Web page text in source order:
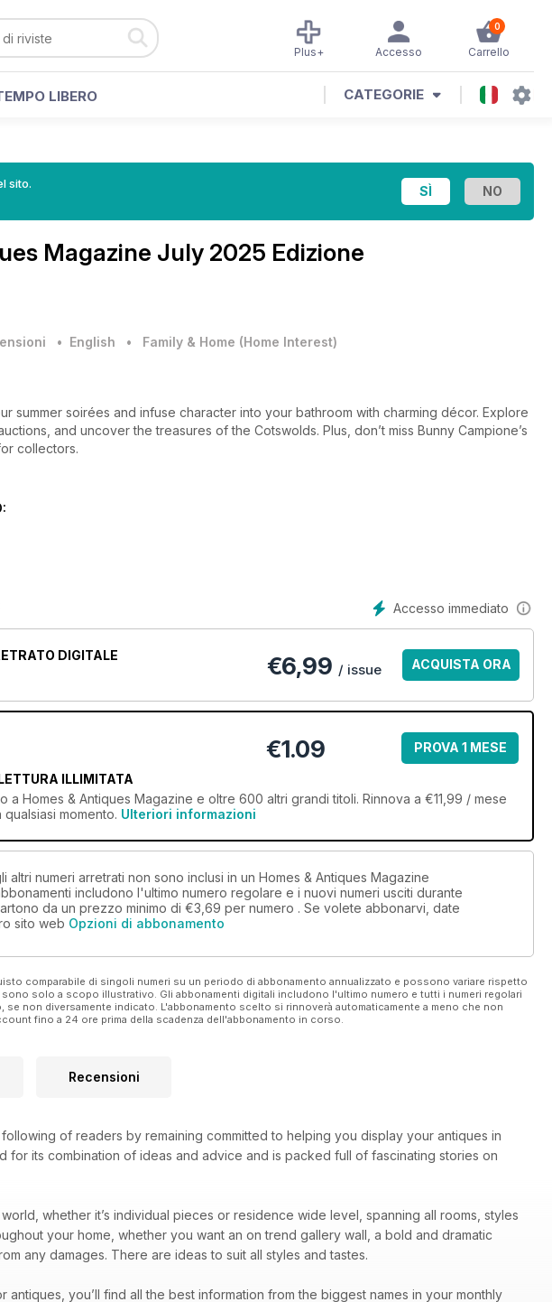
0
Carrello
Accesso
Plus+
LIBERO CATEGORIE
sito.
Magazine July 2025 Edizione
• English • Family & Home (Home Interest)
summer soirées and infuse character into your bathroom with charming décor. Explore
and uncover the treasures of the Cotswolds. Plus, don’t miss Bunny Campione’s
collectors.
Accesso immediato
DIGITALE
€6,99 / issue ACQUISTA ORA
ILLIMITATA
€1.09 PROVA 1 MESE
a Homes & Antiques Magazine e oltre 600 altri grandi titoli. Rinnova a €11,99 / mese
momento. Ulteriori informazioni
altri numeri arretrati non sono inclusi in un Homes & Antiques Magazine
includono l'ultimo numero regolare e i nuovi numeri usciti durante
da un prezzo minimo di €3,69 per numero . Se volete abbonarvi, date
sito web Opzioni di abbonamento
comparabile di singoli numeri su un periodo di abbonamento annualizzato e possono variare rispetto
solo a scopo illustrativo. Gli abbonamenti digitali includono l'ultimo numero e tutti i numeri regolari
se non diversamente indicato. L'abbonamento scelto si rinnoverà automaticamente a meno che non
fino a 24 ore prima della scadenza dell'abbonamento in corso.
Recensioni
of readers by remaining committed to helping you display your antiques in
for its combination of ideas and advice and is packed full of fascinating stories on
whether it’s individual pieces or residence wide level, spanning all rooms, styles
your home, whether you want an on trend gallery wall, a bold and dramatic
any damages. There are ideas to suit all styles and tastes.
you’ll find all the best information from the biggest names in your monthly